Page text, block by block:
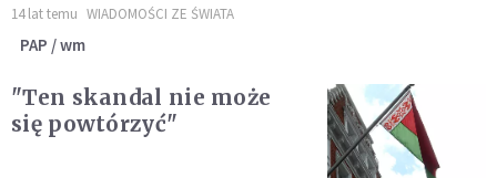
14 lat temu WIADOMOŚCI ZE ŚWIATA
PAP / wm
"Ten skandal nie może
się powtórzyć"